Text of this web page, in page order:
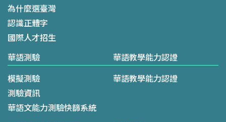
為什麼選臺灣
認識正體字
國際人才招生
華語測驗
模擬測驗
測驗資訊
華語文能力測驗快篩系統
華語教學能力認證
華語教學能力認證